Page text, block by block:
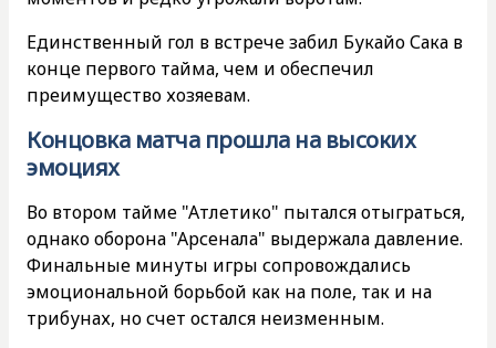
Единственный гол в встрече забил Букайо Сака в
конце первого тайма, чем и обеспечил
преимущество хозяевам.
Концовка матча прошла на высоких
эмоциях
Во втором тайме "Атлетико" пытался отыграться,
однако оборона "Арсенала" выдержала давление.
Финальные минуты игры сопровождались
эмоциональной борьбой как на поле, так и на
трибунах, но счет остался неизменным.